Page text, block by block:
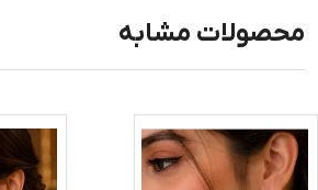
محصولات مشابه